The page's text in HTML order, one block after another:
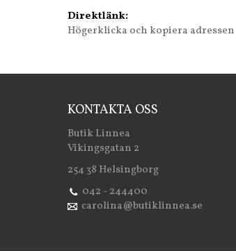
Direktlänk:
Högerklicka och kopiera adressen
KONTAKTA OSS
Butik Linnea
Vikingsgatan 2
254 38 Helsingborg
042 - 244400
carolina@butiklinnea.se